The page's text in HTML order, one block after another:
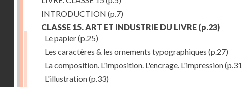
INTRODUCTION (p.7)
CLASSE 15. ART ET INDUSTRIE DU LIVRE (p.23)
Le papier(p.25)
Les caractères & les ornements typographiques (p.27)
La composition. L'imposition. L'encrage. L'impression
L'illustration(p.33)